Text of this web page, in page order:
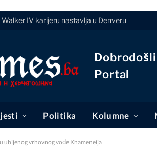
Walker IV karijeru nastavlja u Denveru
Portal
Politika Kolumne
ubijenog vrhovnog vođe Khameneija